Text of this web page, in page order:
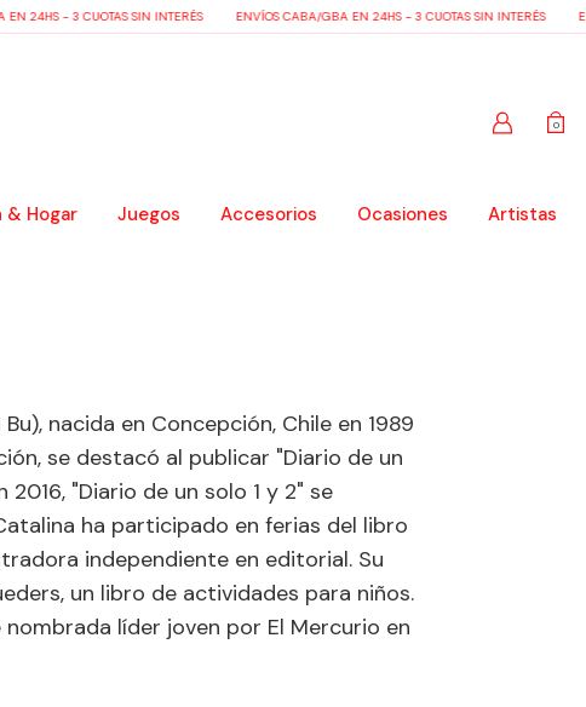
24HS - 3 CUOTAS SIN INTERÉS ENVÍOS CABA/GBA EN 24HS - 3 CUOTAS SIN INTERÉS
0
& Hogar Juegos Accesorios Ocasiones Artistas
nacida en Concepción, Chile en 1989
se destacó al publicar "Diario de un
"Diario de un solo 1 y 2" se
ha participado en ferias del libro
independiente en editorial. Su
un libro de actividades para niños.
líder joven por El Mercurio en